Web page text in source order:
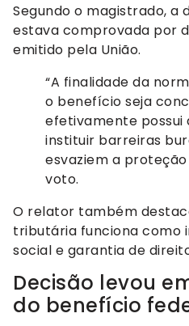
Segundo o magistrado, a
estava comprovada por
emitido pela União.
“A finalidade da
o benefício seja
efetivamente possui
instituir barreiras
esvaziem a
voto.
O relator também
tributária funciona como
social e garantia de
Decisão levou
do benefício